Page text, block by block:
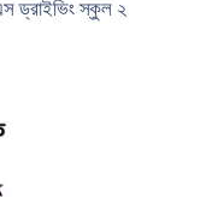
ড্রাইভিং স্কুল ২